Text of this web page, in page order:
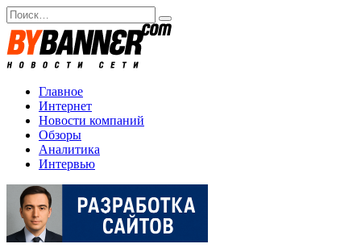
Перейти
к
содержанию
Search
for:
Главное
Интернет
Новости компаний
Обзоры
Аналитика
Интервью